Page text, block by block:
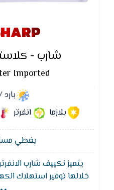
شارب -
Imported
بلازما
انفرتر
يغطي مساحة 12
يتميز تكييف شارب
خلالها توفير استهلاك